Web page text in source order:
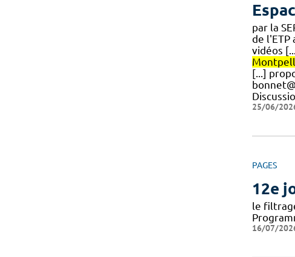
par la
de l'ETP
vidéos
[...]
25/06/
PAGES
12e
le
16/07/